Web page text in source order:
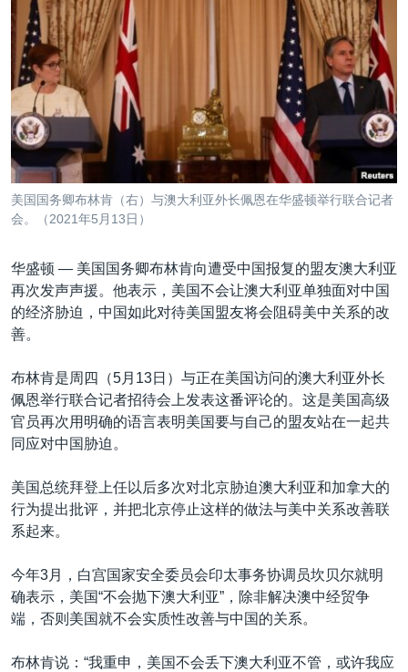
航
跳
索
中东
欧洲
非洲
美洲
全球议题
人权·法律·宗教
科教·文娱·体健
军事
劳工
环境
热点专题
白宫要闻
国会报道
美中关系
美国建国250周年
埃博拉疫情
美国之音专访
台海两岸关系
南中国海争端
关注新疆
GEN Z 看美国
VOA视频
VOA今日焦点
中文广播
关注我们
其他语言网站
美国国务卿布林肯（右）与澳大利亚外长佩恩在华盛顿举行联合记者
会。（2021年5月13日）
华盛顿 — 美国国务卿布林肯向遭受中国报复的盟友澳大利亚
再次发声声援。他表示，美国不会让澳大利亚单独面对中国
的经济胁迫，中国如此对待美国盟友将会阻碍美中关系的改
善。
布林肯是周四（5月13日）与正在美国访问的澳大利亚外长
佩恩举行联合记者招待会上发表这番评论的。这是美国高级
官员再次用明确的语言表明美国要与自己的盟友站在一起共
同应对中国胁迫。
美国总统拜登上任以后多次对北京胁迫澳大利亚和加拿大的
行为提出批评，并把北京停止这样的做法与美中关系改善联
系起来。
今年3月，白宫国家安全委员会印太事务协调员坎贝尔就明
确表示，美国“不会抛下澳大利亚”，除非解决澳中经贸争
端，否则美国就不会实质性改善与中国的关系。
布林肯说：“我重申，美国不会丢下澳大利亚不管，或许我应